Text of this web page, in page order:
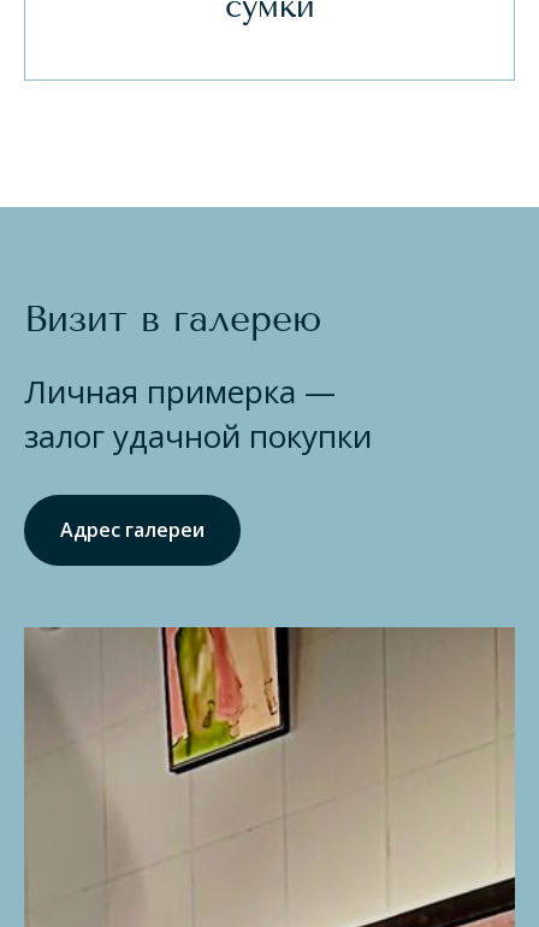
Визит в галерею
Личная примерка —
залог удачной покупки
Адрес галереи